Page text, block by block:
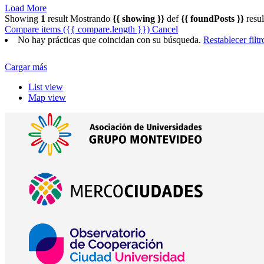
Load More
Showing 1 result Mostrando {{ showing }} def{{ foundPosts }}
Compare items ({{ compare.length }}) Cancel
No hay prácticas que coincidan con su búsqueda. Restablecer
Cargar más
List view
Map view